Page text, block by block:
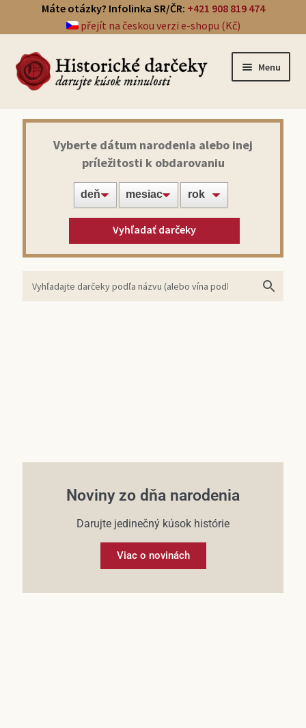
Máte otázky? Infolinka SR/ČR: +421 908 819 474
přejít na českou verzi e-shopu (Kč)
Menu
Prehľad darčekov
Noviny zo dňa narodenia
Víno z roku narodenia
Vyberte dátum narodenia alebo inej
príležitosti k obdarovaniu
Vyhľadať darčeky
Noviny zo dňa narodenia
Darujte jedinečný kúsok histórie
Viac o novinách